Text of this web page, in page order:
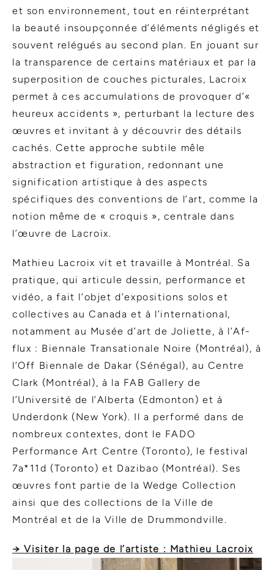
et son environnement, tout en réinterprétant
la beauté insoupçonnée d’éléments négligés et
souvent relégués au second plan. En jouant sur
la transparence de certains matériaux et par la
superposition de couches picturales, Lacroix
permet à ces accumulations de provoquer d’«
heureux accidents », perturbant la lecture des
œuvres et invitant à y découvrir des détails
cachés. Cette approche subtile mêle
abstraction et figuration, redonnant une
signification artistique à des aspects
spécifiques des conventions de l’art, comme la
notion même de « croquis », centrale dans
l’œuvre de Lacroix.
Mathieu Lacroix vit et travaille à Montréal. Sa
pratique, qui articule dessin, performance et
vidéo, a fait l’objet d’expositions solos et
collectives au Canada et à l’international,
notamment au Musée d’art de Joliette, à l’Af-
flux : Biennale Transationale Noire (Montréal), à
l’Off Biennale de Dakar (Sénégal), au Centre
Clark (Montréal), à la FAB Gallery de
l’Université de l’Alberta (Edmonton) et à
Underdonk (New York). Il a performé dans de
nombreux contextes, dont le FADO
Performance Art Centre (Toronto), le festival
7a*11d (Toronto) et Dazibao (Montréal). Ses
œuvres font partie de la Wedge Collection
ainsi que des collections de la Ville de
Montréal et de la Ville de Drummondville.
→ Visiter la page de l’artiste : Mathieu Lacroix